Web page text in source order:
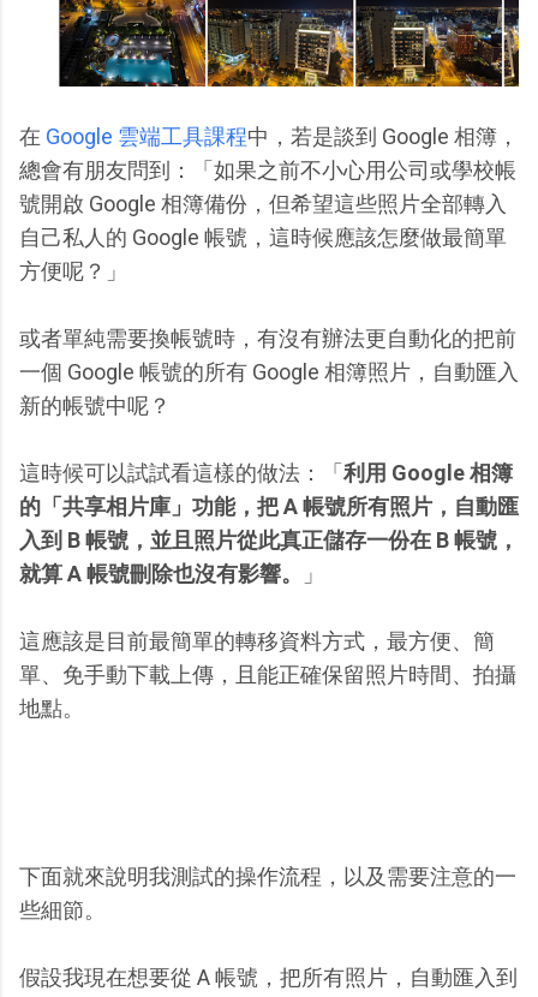
在 Google 雲端工具課程中，若是談到 Google 相簿，
總會有朋友問到：「如果之前不小心用公司或學校帳
號開啟 Google 相簿備份，但希望這些照片全部轉入
自己私人的 Google 帳號，這時候應該怎麼做最簡單
方便呢？」
或者單純需要換帳號時，有沒有辦法更自動化的把前
一個 Google 帳號的所有 Google 相簿照片，自動匯入
新的帳號中呢？
這時候可以試試看這樣的做法：「 利用 Google 相簿
的「共享相片庫」功能，把 A 帳號所有照片，自動匯
入到 B 帳號，並且照片從此真正儲存一份在 B 帳號，
就算 A 帳號刪除也沒有影響。
」
這應該是目前最簡單的轉移資料方式，最方便、簡
單、免手動下載上傳，且能正確保留照片時間、拍攝
地點。
下面就來說明我測試的操作流程，以及需要注意的一
些細節。
假設我現在想要從 A 帳號，把所有照片，自動匯入到